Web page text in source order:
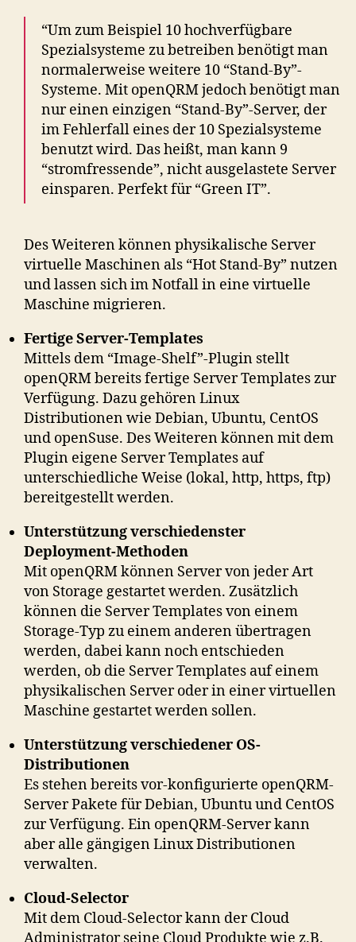
“Um zum Beispiel 10 hochverfügbare
Spezialsysteme zu betreiben benötigt man
normalerweise weitere 10 “Stand-By”-
Systeme. Mit openQRM jedoch benötigt man
nur einen einzigen “Stand-By”-Server, der
im Fehlerfall eines der 10 Spezialsysteme
benutzt wird. Das heißt, man kann 9
“stromfressende”, nicht ausgelastete Server
einsparen. Perfekt für “Green IT”.
Des Weiteren können physikalische Server
virtuelle Maschinen als “Hot Stand-By” nutzen
und lassen sich im Notfall in eine virtuelle
Maschine migrieren.
Fertige Server-Templates
Mittels dem “Image-Shelf”-Plugin stellt
openQRM bereits fertige Server Templates zur
Verfügung. Dazu gehören Linux
Distributionen wie Debian, Ubuntu, CentOS
und openSuse. Des Weiteren können mit dem
Plugin eigene Server Templates auf
unterschiedliche Weise (lokal, http, https, ftp)
bereitgestellt werden.
Unterstützung verschiedenster
Deployment-Methoden
Mit openQRM können Server von jeder Art
von Storage gestartet werden. Zusätzlich
können die Server Templates von einem
Storage-Typ zu einem anderen übertragen
werden, dabei kann noch entschieden
werden, ob die Server Templates auf einem
physikalischen Server oder in einer virtuellen
Maschine gestartet werden sollen.
Unterstützung verschiedener OS-
Distributionen
Es stehen bereits vor-konfigurierte openQRM-
Server Pakete für Debian, Ubuntu und CentOS
zur Verfügung. Ein openQRM-Server kann
aber alle gängigen Linux Distributionen
verwalten.
Cloud-Selector
Mit dem Cloud-Selector kann der Cloud
Administrator seine Cloud Produkte wie z.B.